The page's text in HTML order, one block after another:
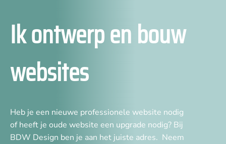
Ik ontwerp en bouw
websites
Heb je een nieuwe professionele website nodig
of heeft je oude website een upgrade nodig? Bij
BDW Design ben je aan het juiste adres. Neem